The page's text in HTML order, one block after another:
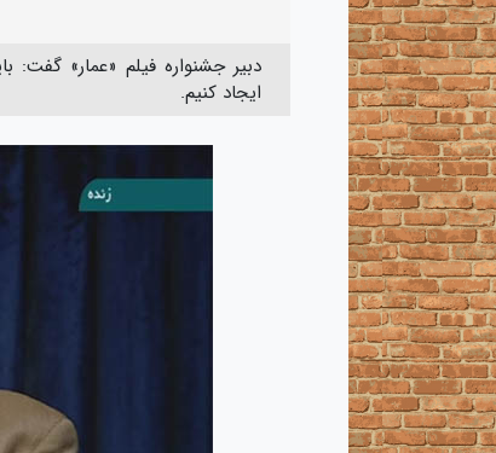
دبیر جشنواره فیلم «عمار»
ایجاد کنیم.